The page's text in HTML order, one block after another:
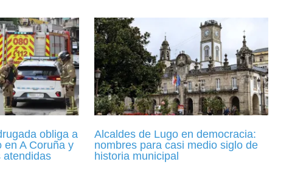
obliga a
en A Coruña y
atendidas
Alcaldes de Lugo en democracia:
nombres para casi medio siglo de
historia municipal